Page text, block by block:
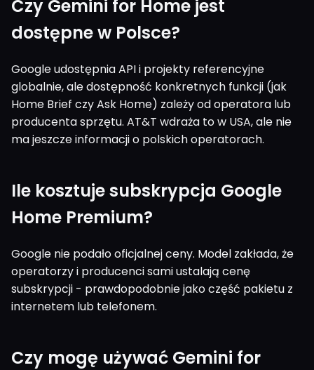
Czy Gemini for Home jest
dostępne w Polsce?
Google udostępnia API i projekty referencyjne
globalnie, ale dostępność konkretnych funkcji (jak
Home Brief czy Ask Home) zależy od operatora lub
producenta sprzętu. AT&T wdraża to w USA, ale nie
ma jeszcze informacji o polskich operatorach.
Ile kosztuje subskrypcja Google
Home Premium?
Google nie podało oficjalnej ceny. Model zakłada, że
operatorzy i producenci sami ustalają cenę
subskrypcji - prawdopodobnie jako część pakietu z
internetem lub telefonem.
Czy mogę używać Gemini for